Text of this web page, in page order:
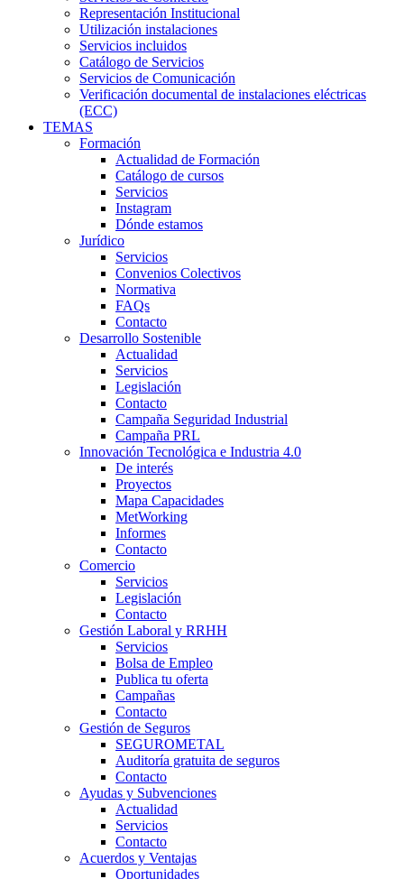
Representación Institucional
Utilización instalaciones
Servicios incluidos
Catálogo de Servicios
Servicios de Comunicación
Verificación documental de instalaciones eléctricas
(ECC)
TEMAS
Formación
Actualidad de Formación
Catálogo de cursos
Servicios
Instagram
Dónde estamos
Jurídico
Servicios
Convenios Colectivos
Normativa
FAQs
Contacto
Desarrollo Sostenible
Actualidad
Servicios
Legislación
Contacto
Campaña Seguridad Industrial
Campaña PRL
Innovación Tecnológica e Industria 4.0
De interés
Proyectos
Mapa Capacidades
MetWorking
Informes
Contacto
Comercio
Servicios
Legislación
Contacto
Gestión Laboral y RRHH
Servicios
Bolsa de Empleo
Publica tu oferta
Campañas
Contacto
Gestión de Seguros
SEGUROMETAL
Auditoría gratuita de seguros
Contacto
Ayudas y Subvenciones
Actualidad
Servicios
Contacto
Acuerdos y Ventajas
Oportunidades